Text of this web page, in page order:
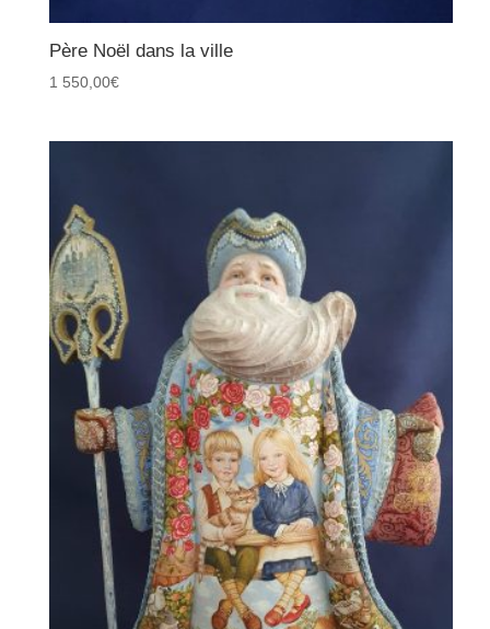
Père Noël dans la ville
1 550,00€